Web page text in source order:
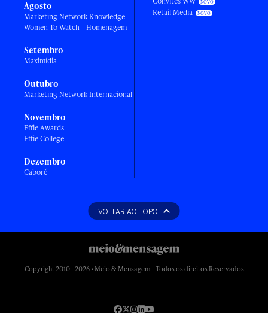
Agosto
Marketing Network Knowledge
Women To Watch - Homenagem
Setembro
Maximídia
Outubro
Marketing Network Internacional
Novembro
Effie Awards
Effie College
Dezembro
Caboré
Retail Media
VOLTAR AO TOPO
Copyright 2010 - 2026 • Meio & Mensagem - Todos os direitos Reservados